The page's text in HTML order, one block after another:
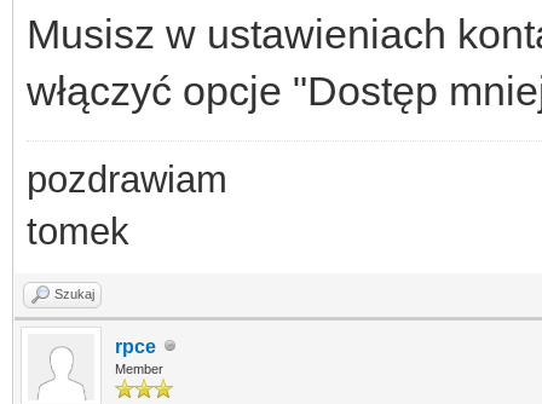
Musisz w ustawieniach
włączyć opcje "Dostęp
pozdrawiam
tomek
Szukaj
rpce
Member